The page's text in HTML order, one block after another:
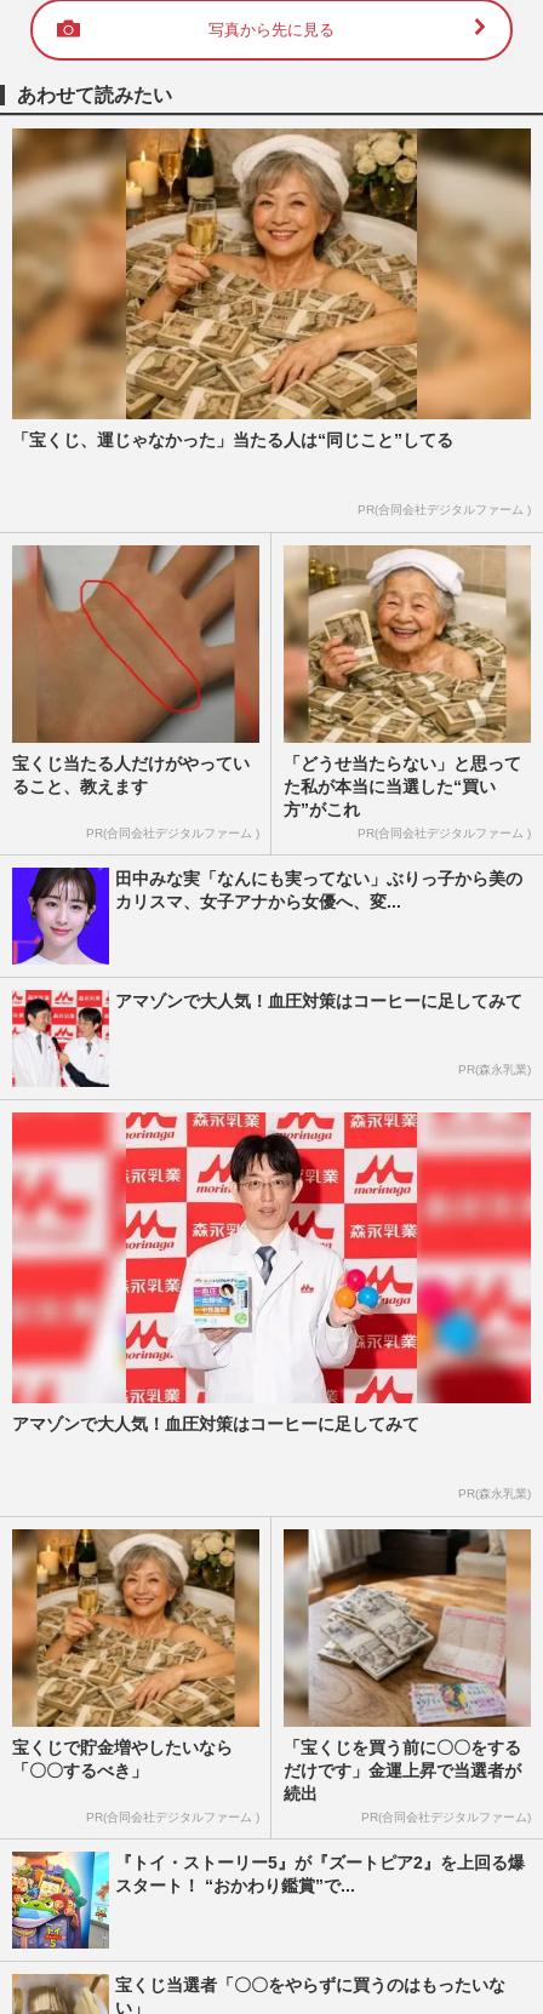
写真から先に見る
あわせて読みたい
「宝くじ、運じゃなかった」当たる人は“同じこと”してる
PR(合同会社デジタルファーム )
宝くじ当たる人だけがやってい
ること、教えます
PR(合同会社デジタルファーム )
「どうせ当たらない」と思って
た私が本当に当選した“買い
方”がこれ
PR(合同会社デジタルファーム )
田中みな実「なんにも実ってない」ぶりっ子から美の
カリスマ、女子アナから女優へ、変...
アマゾンで大人気！血圧対策はコーヒーに足してみて
PR(森永乳業)
アマゾンで大人気！血圧対策はコーヒーに足してみて
PR(森永乳業)
宝くじで貯金増やしたいなら
「〇〇するべき」
PR(合同会社デジタルファーム )
「宝くじを買う前に〇〇をする
だけです」金運上昇で当選者が
続出
PR(合同会社デジタルファーム)
『トイ・ストーリー5』が『ズートピア2』を上回る爆
スタート！ “おかわり鑑賞”で...
宝くじ当選者「〇〇をやらずに買うのはもったいな
い」